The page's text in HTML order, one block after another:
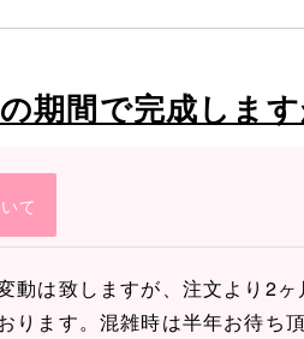
期間で完成します
て
動は致しますが、注文より2
ります。混雑時は半年お待ち